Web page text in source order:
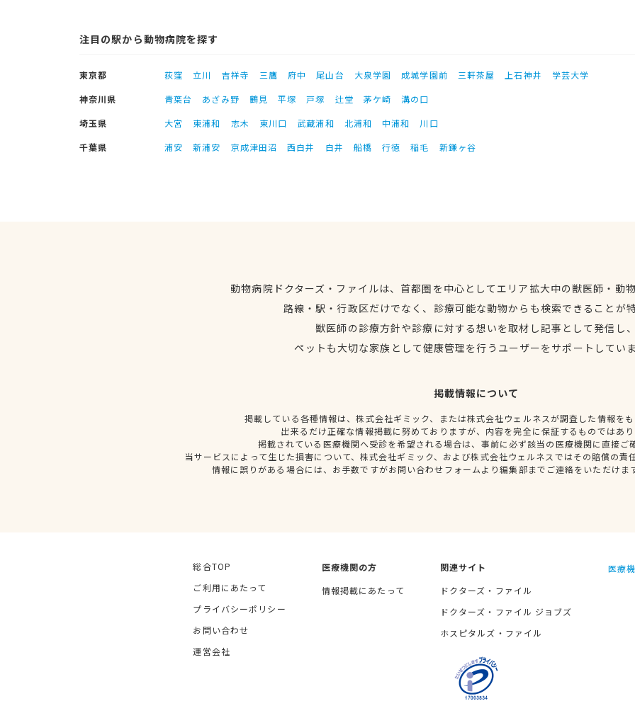
注目の駅から動物病院を探す
東京都 荻窪 立川 吉祥寺 三鷹 府中 尾山台 大泉学園 成城学園前 三軒茶屋 上石神井
学芸大学
神奈川県
青葉台 あざみ野 鶴見 平塚 戸塚 辻堂 茅ケ崎
溝の口
埼玉県
大宮 東浦和 志木 東川口 武蔵浦和 北浦和 中浦和
川口
千葉県
浦安 新浦安 京成津田沼 西白井 白井 船橋 行徳 稲毛 新鎌ヶ谷
動物病院ドクターズ・ファイルは、首都圏を中心としてエリア拡大中の獣医師・動
路線・駅・行政区だけでなく、診療可能な動物からも検索できることが
獣医師の診療方針や診療に対する想いを取材し記事として発信し
ペットも大切な家族として健康管理を行うユーザーをサポートしてい
掲載情報について
掲載している各種情報は、株式会社ギミック、または株式会社ウェルネスが調査した情報を
出来るだけ正確な情報掲載に努めておりますが、内容を完全に保証するものではあ
掲載されている医療機関へ受診を希望される場合は、事前に必ず該当の医療機関に直接ご
当サービスによって生じた損害について、株式会社ギミック、および株式会社ウェルネスではその賠償の責
情報に誤りがある場合には、お手数ですがお問い合わせフォームより編集部までご連絡をいただけま
総合TOP
ご利用にあたって
プライバシーポリシー
お問い合わせ
運営会社
医療機関の方
情報掲載にあたって
関連サイト
ドクターズ・ファイル
ドクターズ・ファイル ジョブズ
ホスピタルズ・ファイル
医療